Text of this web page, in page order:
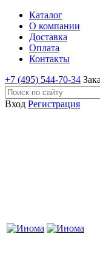
Каталог
О компании
Доставка
Оплата
Контакты
+7 (495) 544-70-34
Вход Регистрация